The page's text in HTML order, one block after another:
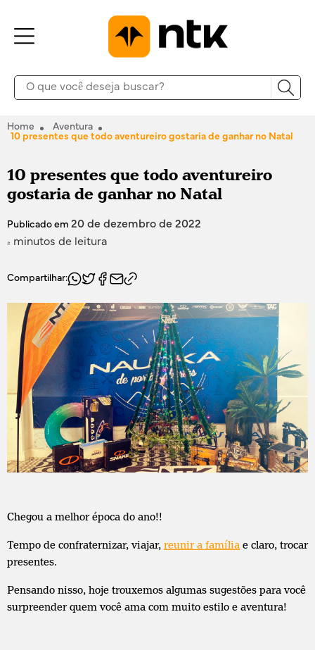
Home
Aventura
10 presentes que todo aventureiro gostaria de ganhar no Natal
10 presentes que todo aventureiro
gostaria de ganhar no Natal
Publicado em 20 de dezembro de 2022
4 minutos de leitura
Compartilhar:
Chegou a melhor época do ano!!
Tempo de confraternizar, viajar, reunir a família e claro, trocar
presentes.
Pensando nisso, hoje trouxemos algumas sugestões para você
surpreender quem você ama com muito estilo e aventura!